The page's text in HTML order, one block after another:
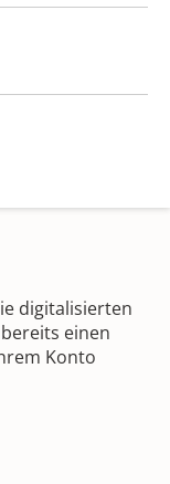
digitalisierten
einen
Konto